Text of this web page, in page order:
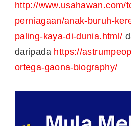
http://www.usahawan.com/
perniagaan/anak-buruh-
paling-kaya-di-dunia.html/
daripada https://
ortega-gaona-biography/